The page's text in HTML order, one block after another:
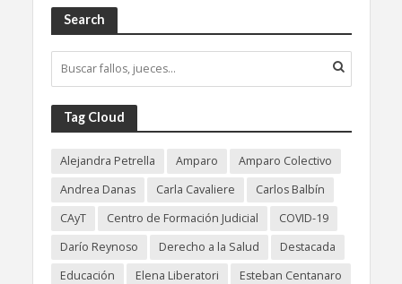
Search
Tag Cloud
Alejandra Petrella Amparo
Amparo Colectivo
Andrea Danas
Carla Cavaliere
Carlos Balbín
CAyT
Centro de Formación Judicial
COVID-19
Darío Reynoso
Derecho a la Salud
Destacada
Educación
Elena Liberatori
Esteban Centanaro